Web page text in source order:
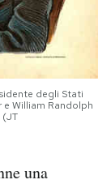
degli Stati
William Randolph
(JT
una